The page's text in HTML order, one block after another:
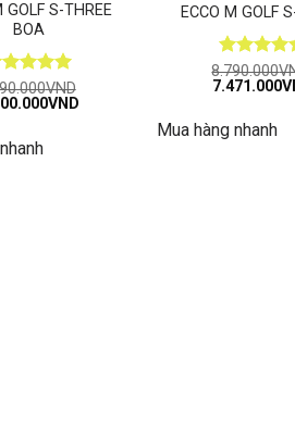
GOLF S-THREE
BOA
xếp
55
VND
VND
ECCO M GOLF
Được xếp
hạng55
8.790.000
Giá
7.471.000
Mua hàng nhanh